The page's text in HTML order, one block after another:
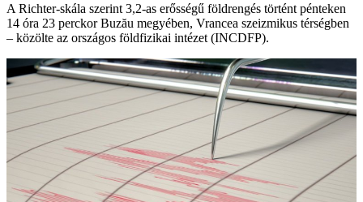
A Richter-skála szerint 3,2-as erősségű földrengés történt pénteken
14 óra 23 perckor Buzău megyében, Vrancea szeizmikus térségben
– közölte az országos földfizikai intézet (INCDFP).